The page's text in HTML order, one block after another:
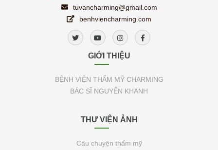
tuvancharming@gmail.com
benhviencharming.com
GIỚI THIỆU
BỆNH VIỆN THẨM MỸ CHARMING
BÁC SĨ NGUYỄN KHANH
THƯ VIỆN ẢNH
Câu chuyện thẩm mỹ